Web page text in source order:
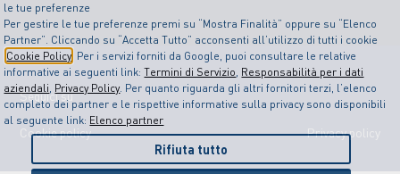
le tue preferenze
Per gestire le tue preferenze premi su “Mostra Finalità” oppure su “Elenco
Partner”. Cliccando su “Accetta Tutto” acconsenti all’utilizzo di tutti i cookie
Cookie Policy . Per i servizi forniti da Google, puoi consultare le relative
informative ai seguenti link:Termini di Servizio, Responsabilità per i dati
aziendali, Privacy Policy. Per quanto riguarda gli altri fornitori terzi, l’elenco
completo dei partner e le rispettive informative sulla privacy sono disponibili
al seguente link: Elenco partner
Rifiuta tutto
Seguici su
Cookie policy Privacy policy